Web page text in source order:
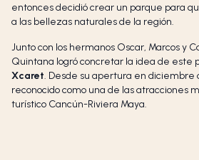
entonces decidió crear un parque para
a las bellezas naturales de la región.
Junto con los hermanos Oscar, Marcos y
Quintana logró concretar la idea de este
Xcaret. Desde su apertura en diciembre
reconocido como una de las atracciones
turístico Cancún-Riviera Maya.